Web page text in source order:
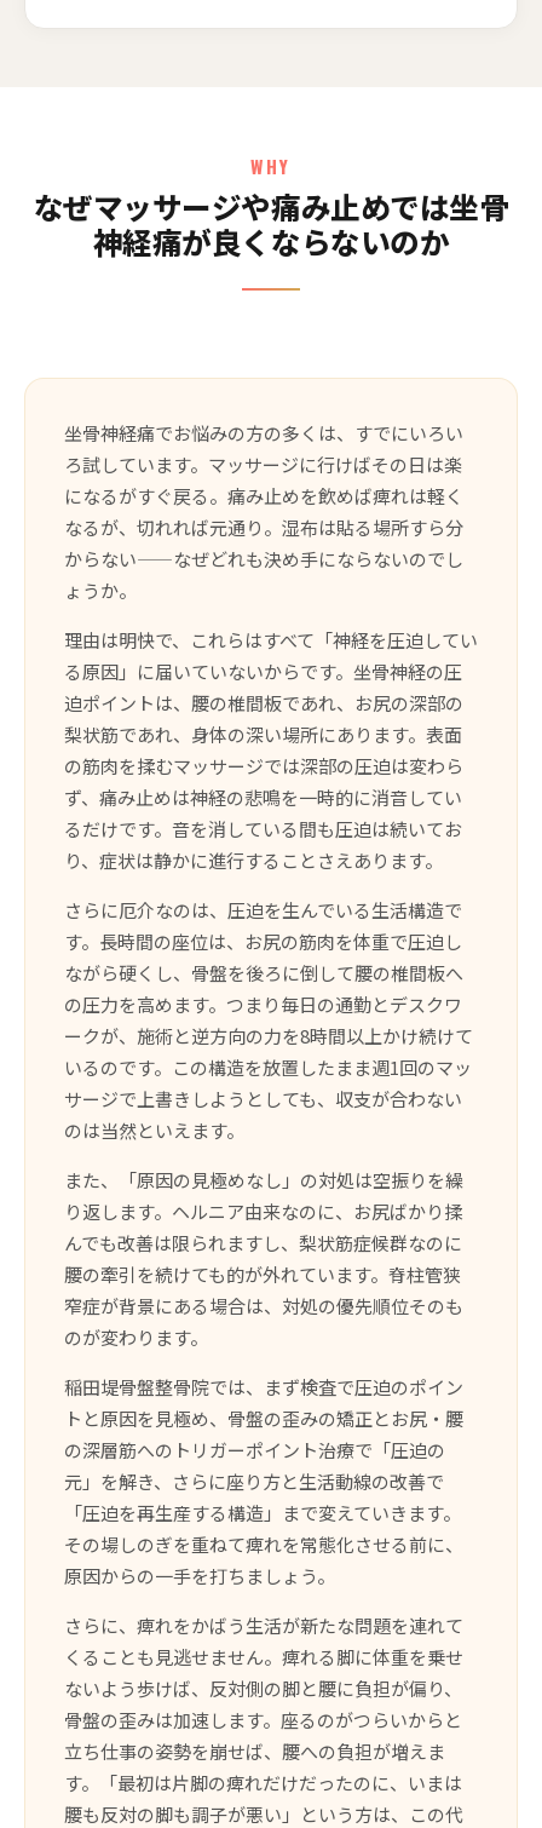
WHY
なぜマッサージや痛み止めでは坐骨
神経痛が良くならないのか
坐骨神経痛でお悩みの方の多くは、すでにいろい
ろ試しています。マッサージに行けばその日は楽
になるがすぐ戻る。痛み止めを飲めば痺れは軽く
なるが、切れれば元通り。湿布は貼る場所すら分
からない——なぜどれも決め手にならないのでし
ょうか。
理由は明快で、これらはすべて「神経を圧迫してい
る原因」に届いていないからです。坐骨神経の圧
迫ポイントは、腰の椎間板であれ、お尻の深部の
梨状筋であれ、身体の深い場所にあります。表面
の筋肉を揉むマッサージでは深部の圧迫は変わら
ず、痛み止めは神経の悲鳴を一時的に消音してい
るだけです。音を消している間も圧迫は続いてお
り、症状は静かに進行することさえあります。
さらに厄介なのは、圧迫を生んでいる生活構造で
す。長時間の座位は、お尻の筋肉を体重で圧迫し
ながら硬くし、骨盤を後ろに倒して腰の椎間板へ
の圧力を高めます。つまり毎日の通勤とデスクワ
ークが、施術と逆方向の力を8時間以上かけ続けて
いるのです。この構造を放置したまま週1回のマッ
サージで上書きしようとしても、収支が合わない
のは当然といえます。
また、「原因の見極めなし」の対処は空振りを繰
り返します。ヘルニア由来なのに、お尻ばかり揉
んでも改善は限られますし、梨状筋症候群なのに
腰の牽引を続けても的が外れています。脊柱管狭
窄症が背景にある場合は、対処の優先順位そのも
のが変わります。
稲田堤骨盤整骨院では、まず検査で圧迫のポイン
トと原因を見極め、骨盤の歪みの矯正とお尻・腰
の深層筋へのトリガーポイント治療で「圧迫の
元」を解き、さらに座り方と生活動線の改善で
「圧迫を再生産する構造」まで変えていきます。
その場しのぎを重ねて痺れを常態化させる前に、
原因からの一手を打ちましょう。
さらに、痺れをかばう生活が新たな問題を連れて
くることも見逃せません。痺れる脚に体重を乗せ
ないよう歩けば、反対側の脚と腰に負担が偏り、
骨盤の歪みは加速します。座るのがつらいからと
立ち仕事の姿勢を崩せば、腰への負担が増えま
す。「最初は片脚の痺れだけだったのに、いまは
腰も反対の脚も調子が悪い」という方は、この代